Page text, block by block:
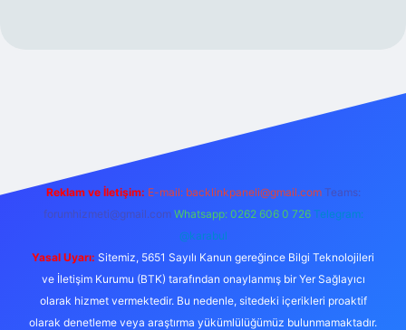
Reklam ve İletişim: E-mail: backlinkpaneli@gmail.com Teams:
forumhizmeti@gmail.com Whatsapp: 0262 606 0 726 Telegram:
@karabul
Yasal Uyarı: Sitemiz, 5651 Sayılı Kanun gereğince Bilgi Teknolojileri
ve İletişim Kurumu (BTK) tarafından onaylanmış bir Yer Sağlayıcı
olarak hizmet vermektedir. Bu nedenle, sitedeki içerikleri proaktif
olarak denetleme veya araştırma yükümlülüğümüz bulunmamaktadır.